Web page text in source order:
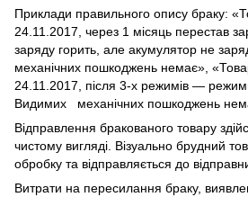
Приклади правильного опису браку:
24.11.2017, через 1 місяць перестав
заряду горить, але акумулятор не
механічних пошкоджень немає»,
24.11.2017, після 3-х режимів —
Видимих механічних пошкоджень
Відправлення бракованого товару
чистому вигляді. Візуально брудний
обробку та відправляється до
Витрати на пересилання браку,